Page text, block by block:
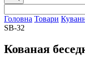
Головна Товари
SB-32
Кованая